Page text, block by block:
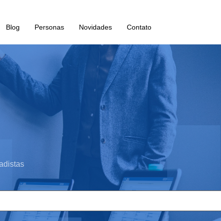
Blog Personas Novidades Contato